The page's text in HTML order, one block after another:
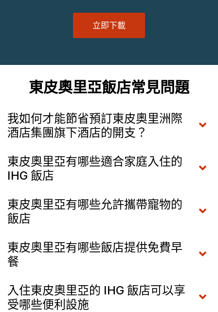
立即下載
東皮奧里亞飯店常見問題
我如何才能節省預訂東皮奧里洲際
酒店集團旗下酒店的開支？
東皮奧里亞有哪些適合家庭入住的
IHG 飯店
東皮奧里亞有哪些允許攜帶寵物的
飯店
東皮奧里亞有哪些飯店提供免費早
餐
入住東皮奧里亞的 IHG 飯店可以享
受哪些便利設施